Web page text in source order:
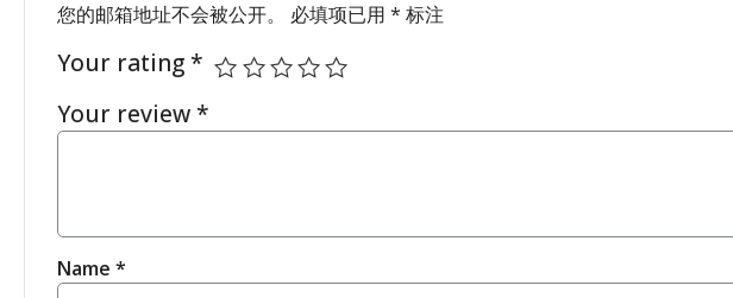
您的邮箱地址不会被公开。 必填项已用 * 标注
Your rating*
Your review*
Name *